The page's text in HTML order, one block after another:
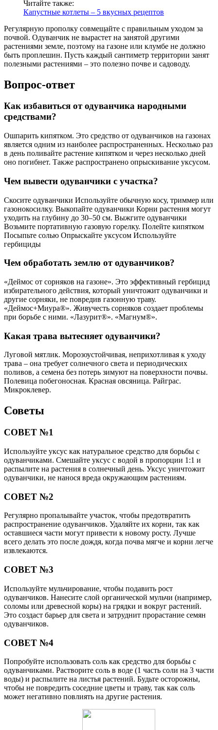
Читайте также:
Капустные котлеты – 5 вкусных рецептов
Регулярную прополку совмещайте с правильным уходом за
почвой. Одуванчик не вырастет на занятой другими
растениями земле, поэтому на газоне или клумбе не должно
быть проплешин. Пусть каждый сантиметр территории занят
полезными растениями – это полезно почве и садоводу.
Вопрос-ответ
Как избавиться от одуванчика народными
средствами?
Ошпарить кипятком. Это средство от одуванчиков на газонах
является одним из наиболее распространенных. Несколько раз
в день поливайте растение кипятком и через несколько дней
оно погибнет. Также распространено опрыскивание уксусом.
Чем вывести одуванчики с участка?
Скосите одуванчики Используйте обычную косу, триммер или
газонокосилку. Выкопайте одуванчики Корни растения могут
уходить на глубину до 30–50 см. Выжгите одуванчики
Возьмите портативную газовую горелку. Полейте кипятком
Посыпьте солью Опрыскайте уксусом Используйте
гербициды
Чем обработать землю от одуванчиков?
«Деймос от сорняков на газоне». Это эффективный гербицид
избирательного действия, который уничтожит одуванчики и
другие сорняки, не повредив газонную траву.
«Деймос+Миура®». Живучесть сорняков создает проблемы
при борьбе с ними. «Лазурит®». «Магнум®».
Какая трава вытесняет одуванчики?
Луговой мятлик. Морозоустойчивая, неприхотливая к уходу
трава – она требует солнечного света и периодических
поливов, а семена без потерь зимуют на поверхности почвы.
Полевица побегоносная. Красная овсяница. Райграс.
Микроклевер.
Советы
СОВЕТ №1
Используйте уксус как натуральное средство для борьбы с
одуванчиками. Смешайте уксус с водой в пропорции 1:1 и
распылите на растения в солнечный день. Уксус уничтожит
одуванчики, не нанося вреда окружающим растениям.
СОВЕТ №2
Регулярно пропалывайте участок, чтобы предотвратить
распространение одуванчиков. Удаляйте их корни, так как
оставшиеся части могут привести к новому росту. Лучше
всего делать это после дождя, когда почва мягче и корни легче
извлекаются.
СОВЕТ №3
Используйте мульчирование, чтобы подавить рост
одуванчиков. Нанесите слой органической мульчи (например,
соломы или древесной коры) на грядки и вокруг растений.
Это создаст барьер для света и затруднит прорастание семян
одуванчиков.
СОВЕТ №4
Попробуйте использовать соль как средство для борьбы с
одуванчиками. Растворите соль в воде (1 часть соли на 3 части
воды) и распылите на листья растений. Будьте осторожны,
чтобы не повредить соседние цветы и траву, так как соль
может негативно повлиять на другие растения.